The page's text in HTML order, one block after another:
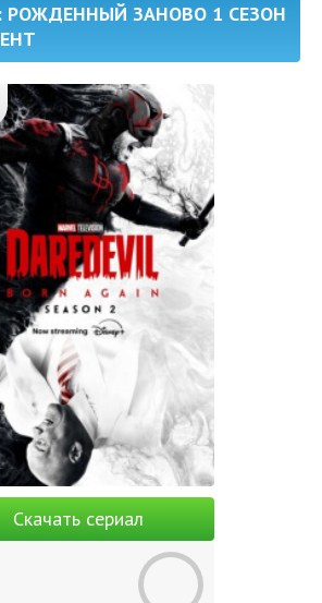
РОЖДЕННЫЙ ЗАНОВО 1 СЕЗОН
Скачать сериал